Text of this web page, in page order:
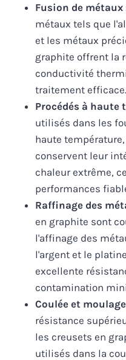
Fusion de métaux
métaux tels que
et les métaux
graphite offrent la
conductivité
traitement efficace.
Procédés à haute
utilisés dans les
haute
conservent leur
chaleur extrême,
performances
Raffinage des
en graphite sont
l'affinage des
l'argent et le
excellente
contamination
Coulée et
résistance
les creusets en
utilisés dans la